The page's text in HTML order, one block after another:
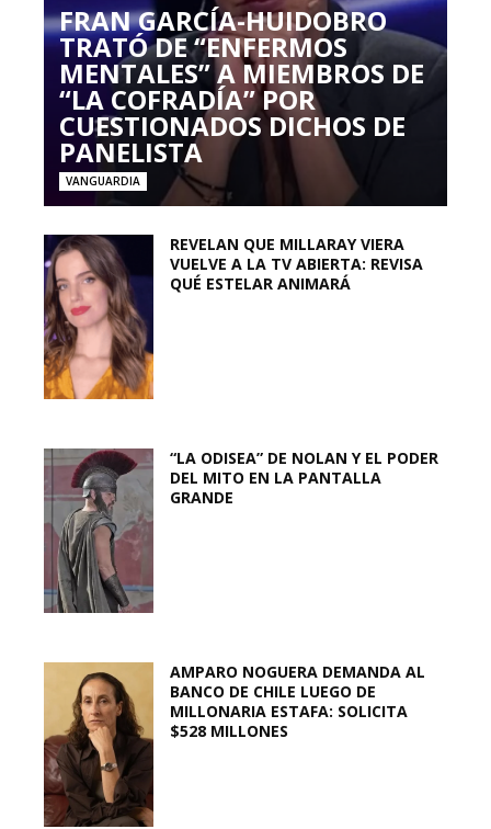
FRAN GARCÍA-HUIDOBRO
TRATÓ DE “ENFERMOS
MENTALES” A MIEMBROS DE
“LA COFRADÍA” POR
CUESTIONADOS DICHOS DE
PANELISTA
VANGUARDIA
REVELAN QUE MILLARAY VIERA
VUELVE A LA TV ABIERTA: REVISA
QUÉ ESTELAR ANIMARÁ
“LA ODISEA” DE NOLAN Y EL PODER
DEL MITO EN LA PANTALLA
GRANDE
AMPARO NOGUERA DEMANDA AL
BANCO DE CHILE LUEGO DE
MILLONARIA ESTAFA: SOLICITA
$528 MILLONES